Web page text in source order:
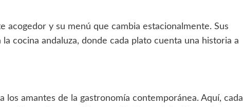
acogedor y su menú que cambia estacionalmente. Sus
cocina andaluza, donde cada plato cuenta una historia a
los amantes de la gastronomía contemporánea. Aquí, cada